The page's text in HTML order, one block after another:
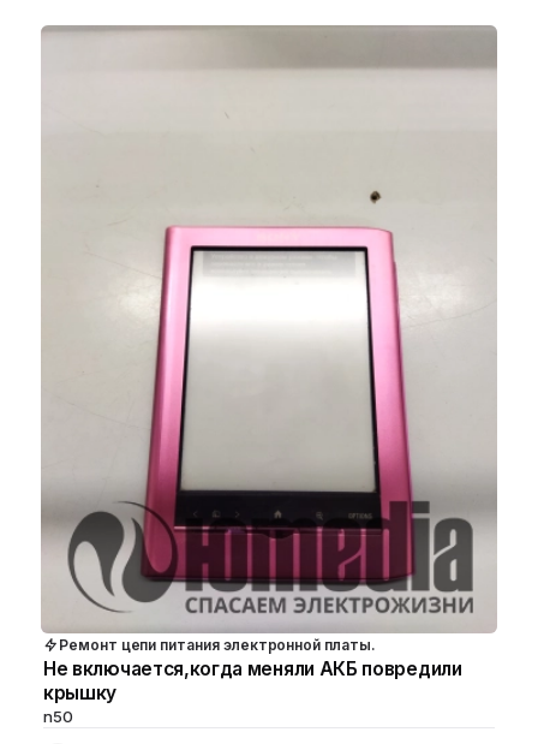
Ремонт цепи питания электронной платы.
Не включается,когда меняли АКБ повредили
крышку
n50